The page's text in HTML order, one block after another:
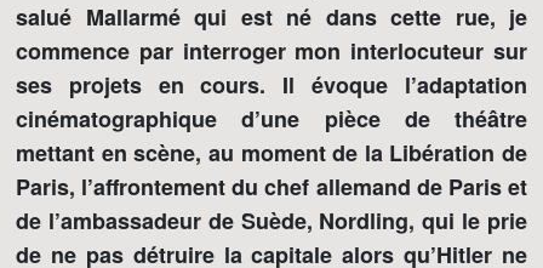
salué Mallarmé qui est né dans cette rue, je
commence par interroger mon interlocuteur sur
ses projets en cours. Il évoque l’adaptation
cinématographique d’une pièce de théâtre
mettant en scène, au moment de la Libération de
Paris, l’affrontement du chef allemand de Paris et
de l’ambassadeur de Suède, Nordling, qui le prie
de ne pas détruire la capitale alors qu’Hitler ne